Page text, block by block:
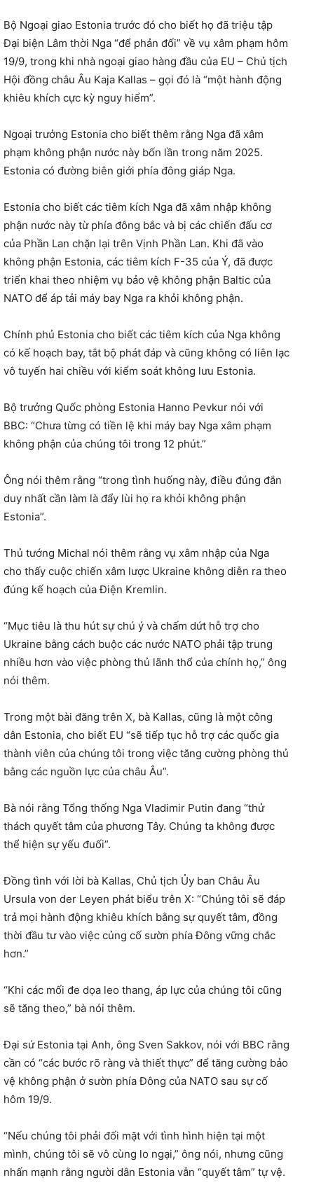
Bộ Ngoại giao Estonia trước đó cho biết họ đã triệu tập
Đại biện Lâm thời Nga “để phản đối” về vụ xâm phạm hôm
19/9, trong khi nhà ngoại giao hàng đầu của EU – Chủ tịch
Hội đồng châu Âu Kaja Kallas – gọi đó là “một hành động
khiêu khích cực kỳ nguy hiểm”.
Ngoại trưởng Estonia cho biết thêm rằng Nga đã xâm
phạm không phận nước này bốn lần trong năm 2025.
Estonia có đường biên giới phía đông giáp Nga.
Estonia cho biết các tiêm kích Nga đã xâm nhập không
phận nước này từ phía đông bắc và bị các chiến đấu cơ
của Phần Lan chặn lại trên Vịnh Phần Lan. Khi đã vào
không phận Estonia, các tiêm kích F-35 của Ý, đã được
triển khai theo nhiệm vụ bảo vệ không phận Baltic của
NATO để áp tải máy bay Nga ra khỏi không phận.
Chính phủ Estonia cho biết các tiêm kích của Nga không
có kế hoạch bay, tắt bộ phát đáp và cũng không có liên lạc
vô tuyến hai chiều với kiểm soát không lưu Estonia.
Bộ trưởng Quốc phòng Estonia Hanno Pevkur nói với
BBC: “Chưa từng có tiền lệ khi máy bay Nga xâm phạm
không phận của chúng tôi trong 12 phút.”
Ông nói thêm rằng “trong tình huống này, điều đúng đắn
duy nhất cần làm là đẩy lùi họ ra khỏi không phận
Estonia”.
Thủ tướng Michal nói thêm rằng vụ xâm nhập của Nga
cho thấy cuộc chiến xâm lược Ukraine không diễn ra theo
đúng kế hoạch của Điện Kremlin.
“Mục tiêu là thu hút sự chú ý và chấm dứt hỗ trợ cho
Ukraine bằng cách buộc các nước NATO phải tập trung
nhiều hơn vào việc phòng thủ lãnh thổ của chính họ,” ông
nói thêm.
Trong một bài đăng trên X, bà Kallas, cũng là một công
dân Estonia, cho biết EU “sẽ tiếp tục hỗ trợ các quốc gia
thành viên của chúng tôi trong việc tăng cường phòng thủ
bằng các nguồn lực của châu Âu”.
Bà nói rằng Tổng thống Nga Vladimir Putin đang “thử
thách quyết tâm của phương Tây. Chúng ta không được
thể hiện sự yếu đuối”.
Đồng tình với lời bà Kallas, Chủ tịch Ủy ban Châu Âu
Ursula von der Leyen phát biểu trên X: “Chúng tôi sẽ đáp
trả mọi hành động khiêu khích bằng sự quyết tâm, đồng
thời đầu tư vào việc củng cố sườn phía Đông vững chắc
hơn.”
“Khi các mối đe dọa leo thang, áp lực của chúng tôi cũng
sẽ tăng theo,” bà nói thêm.
Đại sứ Estonia tại Anh, ông Sven Sakkov, nói với BBC rằng
cần có “các bước rõ ràng và thiết thực” để tăng cường bảo
vệ không phận ở sườn phía Đông của NATO sau sự cố
hôm 19/9.
“Nếu chúng tôi phải đối mặt với tình hình hiện tại một
mình, chúng tôi sẽ vô cùng lo ngại,” ông nói, nhưng cũng
nhấn mạnh rằng người dân Estonia vẫn “quyết tâm” tự vệ.